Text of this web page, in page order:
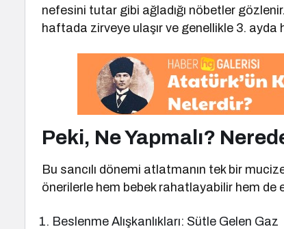
nefesini tutar gibi ağladığı nöbetler
haftada zirveye ulaşır ve genellikle 3. ayda
Peki, Ne Yapmalı?
Bu sancılı dönemi atlatmanın tek bir
önerilerle hem bebek rahatlayabilir hem de
Beslenme Alışkanlıkları: Sütle Gelen Gaz